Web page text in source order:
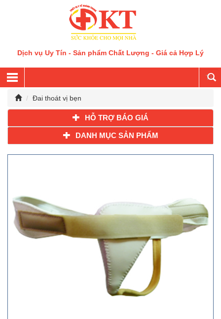
Dịch vụ Uy Tín - Sản phẩm Chất Lượng - Giá cả Hợp Lý
Đai thoát vị bẹn
HỖ TRỢ BÁO GIÁ
DANH MỤC SẢN PHẨM